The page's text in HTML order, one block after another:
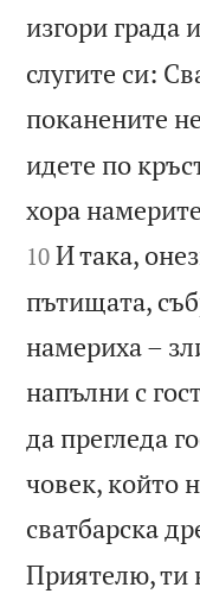
изгори града
слугите си:
поканените
идете по
хора
10 И така,
пътищата,
намериха –
напълни с
да прегледа
човек, който
сватбарска
Приятелю, ти